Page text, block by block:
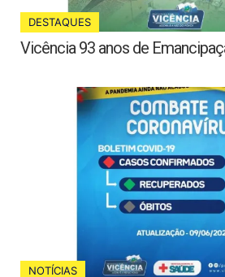
DESTAQUES
Vicência 93 anos de
NOTÍCIAS